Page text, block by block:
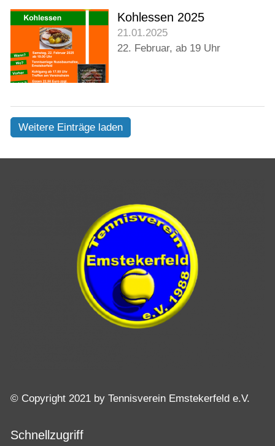
Kohlessen 2025
21.01.2025
22. Februar, ab 19 Uhr
Weitere Einträge laden
© Copyright 2021 by Tennisverein Emstekerfeld e.V.
Schnellzugriff